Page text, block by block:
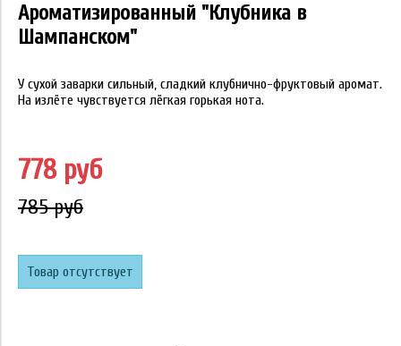
Ароматизированный "Клубника в
Шампанском"
У сухой заварки сильный, сладкий клубнично-фруктовый аромат.
На излёте чувствуется лёгкая горькая нота.
778 руб
785 руб
Товар отсутствует